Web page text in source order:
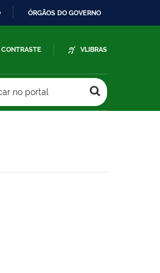
ÓRGÃOS DO GOVERNO
CONTRASTE VLIBRAS
no portal